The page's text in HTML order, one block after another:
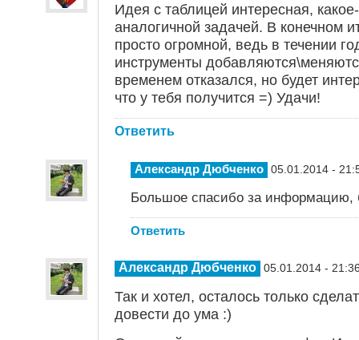
Идея с таблицей интересная,
аналогичной задачей. В конечном
просто огромной, ведь в течении
инструменты
временем отказался, но будет
что у тебя получится =) Удачи!
Ответить
Александр Дюбченко 05.01.2014 -
Большое спасибо за информацию,
Ответить
Александр Дюбченко 05.01.2014 -
Так и хотел, осталось только
довести до ума :)